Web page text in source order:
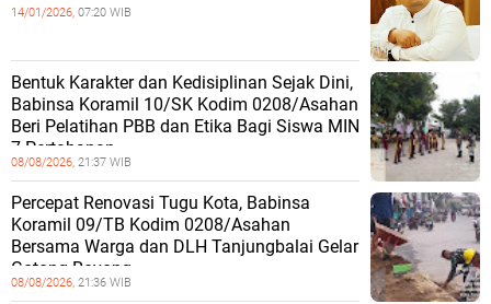
14/01/2026, 07:20 WIB
Bentuk Karakter dan Kedisiplinan Sejak Dini,
Babinsa Koramil 10/SK Kodim 0208/Asahan
Beri Pelatihan PBB dan Etika Bagi Siswa MIN
7 Pertahanan
08/08/2026, 21:37 WIB
Percepat Renovasi Tugu Kota, Babinsa
Koramil 09/TB Kodim 0208/Asahan
Bersama Warga dan DLH Tanjungbalai Gelar
Gotong Royong
08/08/2026, 21:36 WIB